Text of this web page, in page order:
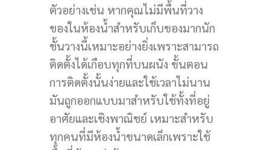
ตัวอย่างเช่น หากคุณไม่มีพื้นที่วาง
ของในห้องน้ำสำหรับเก็บของมากนัก
ชั้นวางนี้เหมาะอย่างยิ่งเพราะสามารถ
ติดตั้งได้เกือบทุกที่บนผนัง ขั้นตอน
การติดตั้งนั้นง่ายและใช้เวลาไม่นาน
มันถูกออกแบบมาสำหรับใช้ทั้งที่อยู่
อาศัยและเชิงพาณิชย์ เหมาะสำหรับ
ทุกคนที่มีห้องน้ำขนาดเล็กเพราะใช้